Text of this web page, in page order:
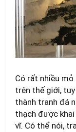
Có rất nhiều
trên thế giới,
thành tranh đá
thạch được khai
vĩ. Có thể nói,